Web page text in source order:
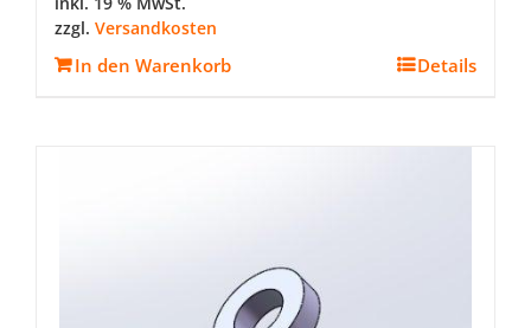
zzgl. Versandkosten
In den Warenkorb Details